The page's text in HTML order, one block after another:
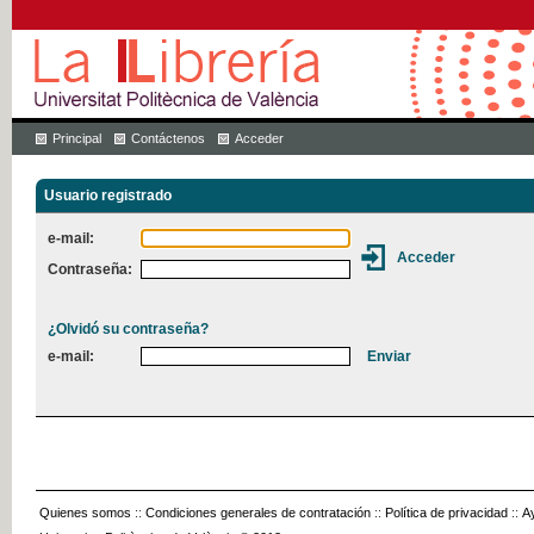
Principal Contáctenos Acceder
Usuario registrado
e-mail:
Contraseña:
¿Olvidó su contraseña?
e-mail:
Quienes somos :: Condiciones generales de contratación :: Política de privacidad ::